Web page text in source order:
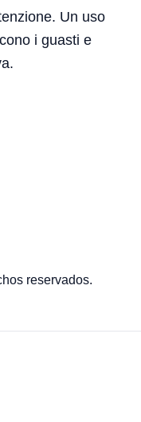
Un uso
i guasti e
reservados.